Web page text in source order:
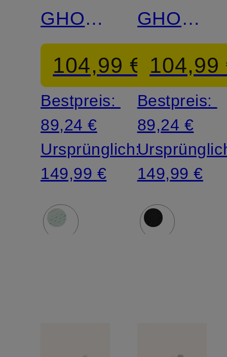
GHOST
17
104,99 €
Bestpreis:
89,24 €
Ursprünglich:
149,99 €
GHOST
17
104,99
Bestpreis:
89,24 €
149,99 €